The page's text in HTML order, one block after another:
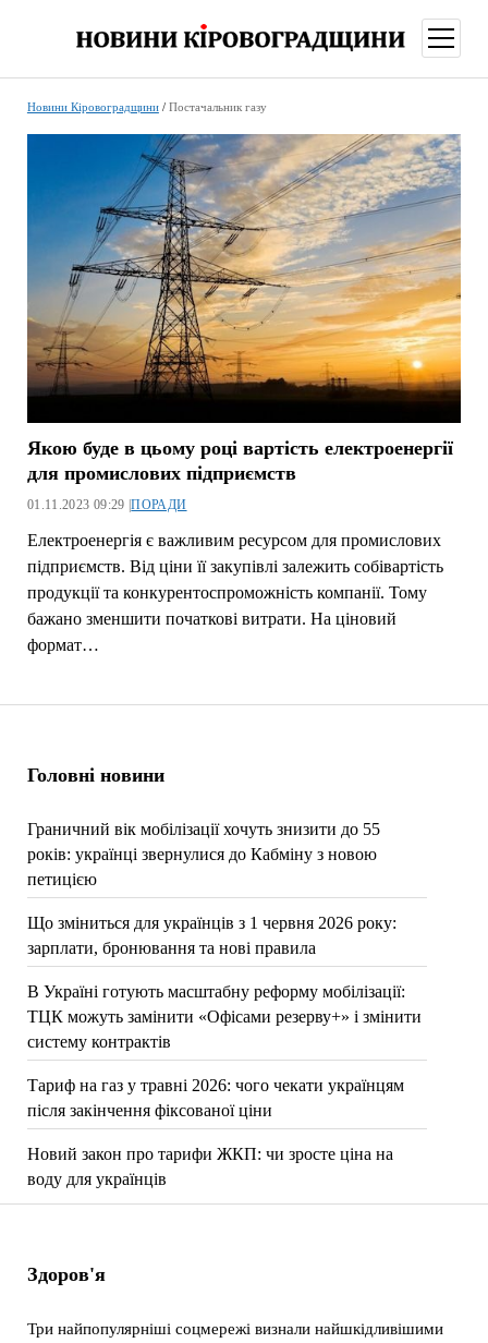
меню
Головні новини
Граничний вік мобілізації хочуть знизити до 55
років: українці звернулися до Кабміну з новою
петицією
Що зміниться для українців з 1 червня 2026 року:
зарплати, бронювання та нові правила
В Україні готують масштабну реформу мобілізації:
ТЦК можуть замінити «Офісами резерву+» і змінити
систему контрактів
Тариф на газ у травні 2026: чого чекати українцям
після закінчення фіксованої ціни
Новий закон про тарифи ЖКП: чи зросте ціна на
воду для українців
Новини Кіровоградщини/ Постачальник газу
Якою буде в цьому році вартість електроенергії
для промислових підприємств
01.11.2023 09:29 |ПОРАДИ
Електроенергія є важливим ресурсом для промислових
підприємств. Від ціни її закупівлі залежить собівартість
продукції та конкурентоспроможність компанії. Тому
бажано зменшити початкові витрати. На ціновий
формат…
Здоров'я
Три найпопулярніші соцмережі визнали найшкідливішими